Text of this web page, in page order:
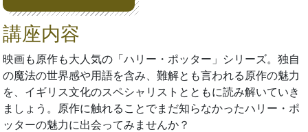
講座内容
映画も原作も大人気の「ハリー・ポッター」シリーズ。独自
の魔法の世界感や用語を含み、難解とも言われる原作の魅力
を、イギリス文化のスペシャリストとともに読み解いていき
ましょう。原作に触れることでまだ知らなかったハリー・ポ
ッターの魅力に出会ってみませんか？